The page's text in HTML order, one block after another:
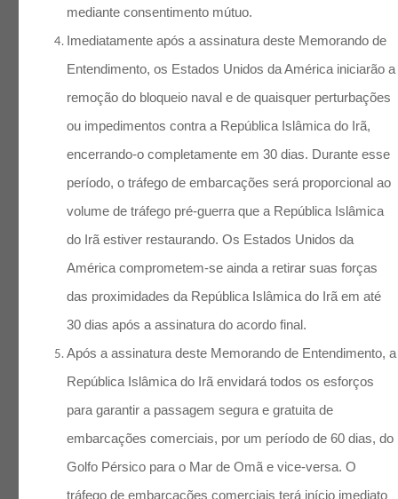
mediante consentimento mútuo.
Imediatamente após a assinatura deste Memorando de
Entendimento, os Estados Unidos da América iniciarão a
remoção do bloqueio naval e de quaisquer perturbações
ou impedimentos contra a República Islâmica do Irã,
encerrando-o completamente em 30 dias. Durante esse
período, o tráfego de embarcações será proporcional ao
volume de tráfego pré-guerra que a República Islâmica
do Irã estiver restaurando. Os Estados Unidos da
América comprometem-se ainda a retirar suas forças
das proximidades da República Islâmica do Irã em até
30 dias após a assinatura do acordo final.
Após a assinatura deste Memorando de Entendimento, a
República Islâmica do Irã envidará todos os esforços
para garantir a passagem segura e gratuita de
embarcações comerciais, por um período de 60 dias, do
Golfo Pérsico para o Mar de Omã e vice-versa. O
tráfego de embarcações comerciais terá início imediato